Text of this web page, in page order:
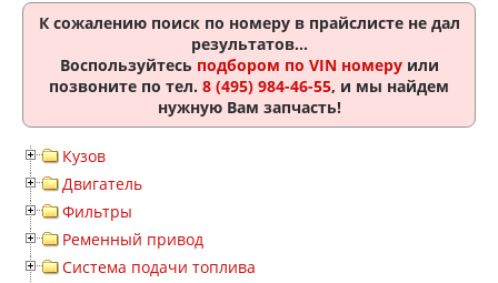
К сожалению поиск по номеру в прайслисте не дал
результатов...
Воспользуйтесь подбором по VIN номеруили
позвоните по тел. 8 (495) 984-46-55, и мы найдем
нужную Вам запчасть!
Кузов
Двигатель
Фильтры
Ременный привод
Система подачи топлива